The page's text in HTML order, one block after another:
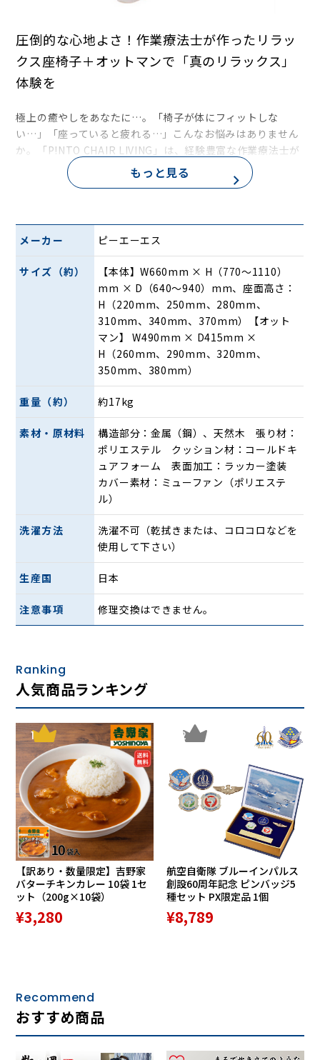
圧倒的な心地よさ！作業療法士が作ったリラッ
クス座椅子＋オットマンで「真のリラックス」
体験を
極上の癒やしをあなたに…。「椅子が体にフィットしな
い…」「座っていると疲れる…」こんなお悩みはありません
か。「P!NTO CHAIR LIVING」は、経験豊富な作業療法士が
体のことを考え抜いて開発した、どなたでも快適に座れる座
椅子です。ただ座るだけで自然と正しい姿勢に導き、体のあ
今回は専用のオットマンもセットでお届け。足を上げること
で、背中とお尻のフィット感がさらに増します。頭から全身
を預けられる圧倒的な心地よさ、重さから解放される「真の
リラックス」をぜひご体感ください。
独自の3次元立体構造！6つの面が体に優しくフ
「P!NTO CHAIR LIVING」は、年間300件を超えるオーダー
技術「エスリーム技術」を採用！椅子に預けた体を「点」で
ていただけます。
オーダーメイドの座り心地！背もたれとヘッド
レスト調整で自分ぴったりの専用椅子に
ずれてしまう」というお悩みも、「P!NTO CHAIR LIVING」
は「お尻がずれない」特殊構造なので安心。
もっと見る
メーカー ピーエーエス
サイズ（約）
【本体】W660mm × H（770〜1110）
mm × D（640〜940）mm、座面高さ：
H（220mm、250mm、280mm、
310mm、340mm、370mm）【オット
マン】 W490mm × D415mm ×
H（260mm、290mm、320mm、
350mm、380mm）
重量（約） 約17kg
素材・原材料
構造部分：金属（鋼）、天然木 張り材：
ポリエステル クッション材：コールドキ
ュアフォーム 表面加工：ラッカー塗装
カバー素材：ミューファン（ポリエステ
ル）
洗濯方法
洗濯不可（乾拭きまたは、コロコロなどを
使用して下さい）
生産国 日本
注意事項 修理交換はできません。
Ranking
人気商品ランキング
1
【訳あり・数量限定】吉野家
バターチキンカレー 10袋 1セ
ット（200g×10袋）
¥3,280
2
航空自衛隊 ブルーインパルス
創設60周年記念 ピンバッジ5
種セット PX限定品 1個
¥8,789
Recommend
おすすめ商品